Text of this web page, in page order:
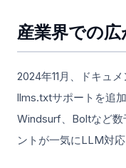
産業界での
2024年11月、ドキュ
llms.txtサポートを追
Windsurf、Boltなど数
ントが一気にLLM対